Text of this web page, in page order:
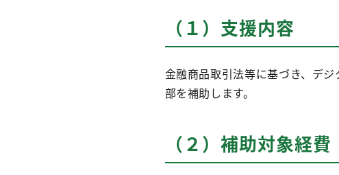
（１）支援内容
金融商品取引法等に基づき、デ
部を補助します。
（２）補助対象経費